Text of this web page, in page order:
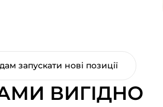
запускати нові позиції
ВИГІДНО